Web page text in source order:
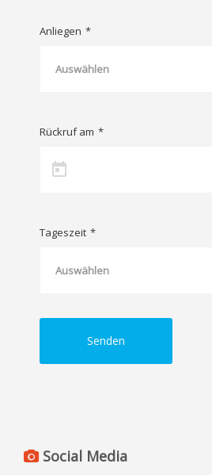
Anliegen *
Rückruf am *
Tageszeit *
Senden
Social Media